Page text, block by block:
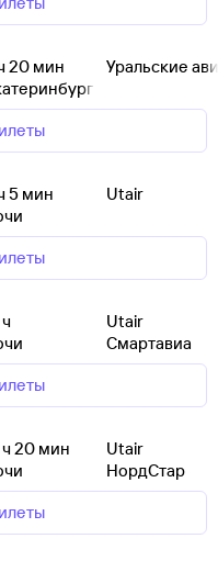
20 мин
Уральские
5 мин
Utair
ч
Utair
Смартавиа
ч 20 мин
Utair
НордСтар